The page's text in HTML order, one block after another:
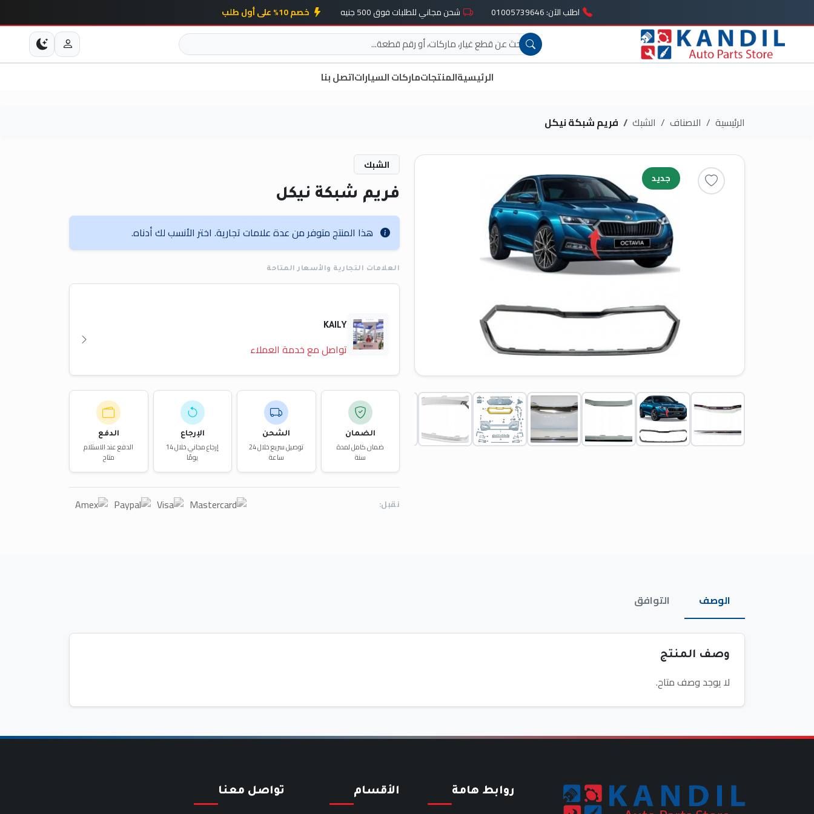
اطلب الآن: 01005739646 شحن مجاني للطلبات فوق 500 جنيه خصم 10% على أول طلب
الرئيسيةالمنتجاتماركات السياراتاتصل بنا
الرئيسية الاصناف الشبك فريم شبكة نيكل
جديد
الشبك
فريم شبكة نيكل
هذا المنتج متوفر من عدة علامات تجارية. اختر الأنسب لك أدناه.
العلامات التجارية والأسعار المتاحة
KAILY
تواصل مع خدمة العملاء
الضمان
ضمان كامل لمدة
سنة
الشحن
توصيل سريع خلال 24
ساعة
الإرجاع
إرجاع مجاني خلال 14
يومًا
الدفع
الدفع عند الاستلام
متاح
نقبل:
الوصف التوافق
وصف المنتج
لا يوجد وصف متاح.
روابط هامة الأقسام تواصل معنا